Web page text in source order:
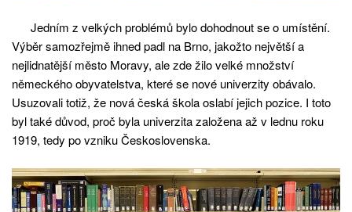
Jedním z velkých problémů bylo dohodnout se o umístění.
Výběr samozřejmě ihned padl na Brno, jakožto největší a
nejlidnatější město Moravy, ale zde žilo velké množství
německého obyvatelstva, které se nové univerzity obávalo.
Usuzovali totiž, že nová česká škola oslabí jejich pozice. I toto
byl také důvod, proč byla univerzita založena až v lednu roku
1919, tedy po vzniku Československa.